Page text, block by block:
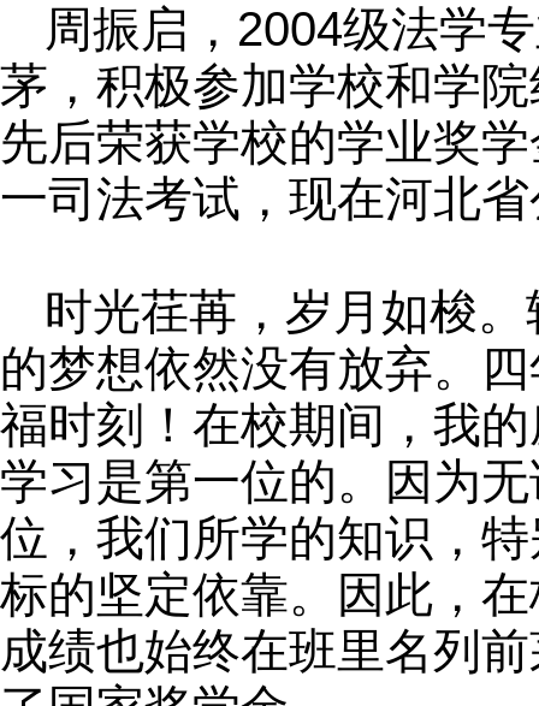
周振启，2004级法学
茅，积极参加学校和学
先后荣获学校的学业奖
一司法考试，现在河北
时光荏苒，岁月如梭
的梦想依然没有放弃。
福时刻！在校期间，我
学习是第一位的。因为
位，我们所学的知识，
标的坚定依靠。因此，
成绩也始终在班里名列